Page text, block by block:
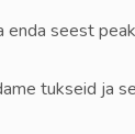
seest
tukseid ja